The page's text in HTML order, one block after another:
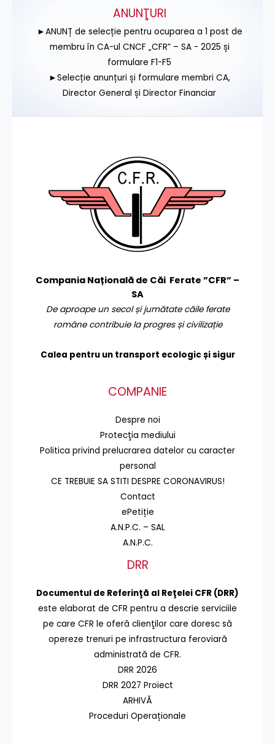
ANUNŢURI
►ANUNȚ de selecție pentru ocuparea a 1 post de
membru în CA-ul CNCF „CFR” – SA - 2025 și
formulare F1-F5
►Selecție anunțuri și formulare membri CA,
Director General și Director Financiar
Compania Națională de Căi Ferate ”CFR” –
SA
De aproape un secol și jumătate căile ferate
române contribuie la progres și civilizație
Calea pentru un transport ecologic și sigur
COMPANIE
Despre noi
Protecţia mediului
Politica privind prelucrarea datelor cu caracter
personal
CE TREBUIE SA STITI DESPRE CORONAVIRUS!
Contact
ePetiție
A.N.P.C. – SAL
A.N.P.C.
DRR
Documentul de Referinţă al Reţelei CFR (DRR)
este elaborat de CFR pentru a descrie serviciile
pe care CFR le oferă clienţilor care doresc să
opereze trenuri pe infrastructura feroviară
administrată de CFR.
DRR 2026
DRR 2027 Proiect
ARHIVĂ
Proceduri Operaționale